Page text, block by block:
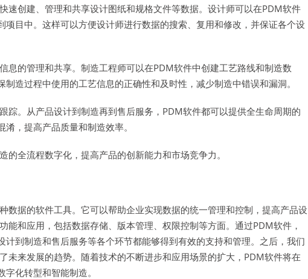
速创建、管理和共享设计图纸和规格文件等数据。设计师可以在PDM软件
目中。这样可以方便设计师进行数据的搜索、复用和修改，并保证各个设
息的管理和共享。制造工程师可以在PDM软件中创建工艺路线和制造数
造过程中使用的工艺信息的正确性和及时性，减少制造中错误和漏洞。
踪。从产品设计到制造再到售后服务，PDM软件都可以提供全生命周期的
，提高产品质量和制造效率。
全流程数字化，提高产品的创新能力和市场竞争力。
数据的软件工具。它可以帮助企业实现数据的统一管理和控制，提高产品设
和应用，包括数据存储、版本管理、权限控制等方面。通过PDM软件，
到制造和售后服务等各个环节都能够得到有效的支持和管理。之后，我们
未来发展的趋势。随着技术的不断进步和应用场景的扩大，PDM软件将在
化转型和智能制造。